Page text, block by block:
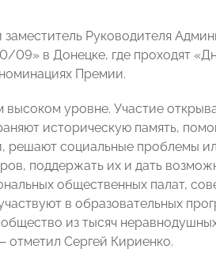
Руководителя
09» в Донецке, где проходят
Премии.
уровне. Участие
историческую память,
социальные проблемы
поддержать их и дать
общественных палат,
в образовательных
из тысяч
Сергей Кириенко.